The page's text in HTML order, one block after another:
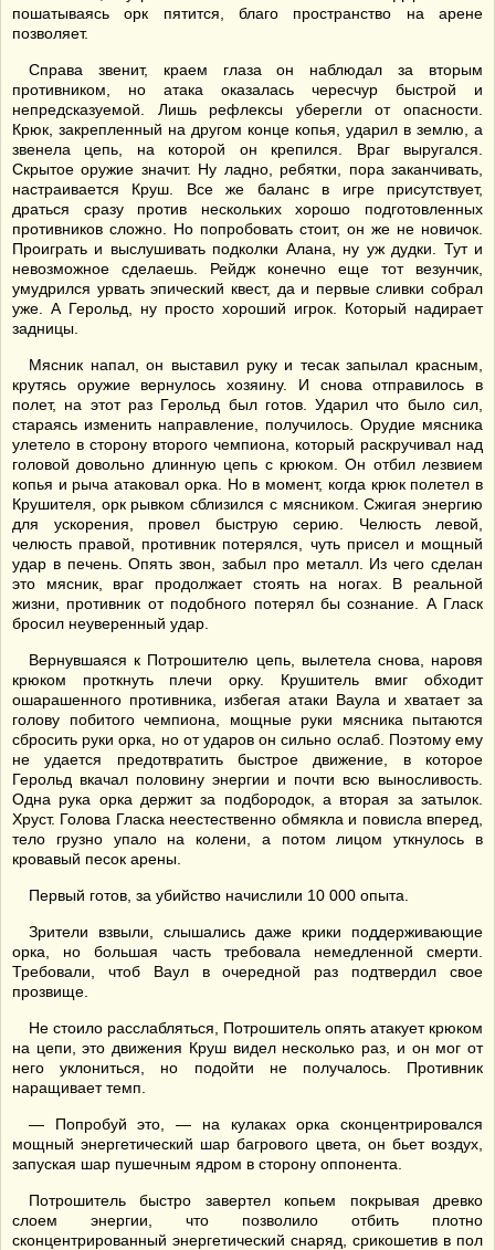
пошатываясь орк пятится, благо пространство на арене
позволяет.
Справа звенит, краем глаза он наблюдал за вторым
противником, но атака оказалась чересчур быстрой и
непредсказуемой. Лишь рефлексы уберегли от опасности.
Крюк, закрепленный на другом конце копья, ударил в землю, а
звенела цепь, на которой он крепился. Враг выругался.
Скрытое оружие значит. Ну ладно, ребятки, пора заканчивать,
настраивается Круш. Все же баланс в игре присутствует,
драться сразу против нескольких хорошо подготовленных
противников сложно. Но попробовать стоит, он же не новичок.
Проиграть и выслушивать подколки Алана, ну уж дудки. Тут и
невозможное сделаешь. Рейдж конечно еще тот везунчик,
умудрился урвать эпический квест, да и первые сливки собрал
уже. А Герольд, ну просто хороший игрок. Который надирает
задницы.
Мясник напал, он выставил руку и тесак запылал красным,
крутясь оружие вернулось хозяину. И снова отправилось в
полет, на этот раз Герольд был готов. Ударил что было сил,
стараясь изменить направление, получилось. Орудие мясника
улетело в сторону второго чемпиона, который раскручивал над
головой довольно длинную цепь с крюком. Он отбил лезвием
копья и рыча атаковал орка. Но в момент, когда крюк полетел в
Крушителя, орк рывком сблизился с мясником. Сжигая энергию
для ускорения, провел быструю серию. Челюсть левой,
челюсть правой, противник потерялся, чуть присел и мощный
удар в печень. Опять звон, забыл про металл. Из чего сделан
это мясник, враг продолжает стоять на ногах. В реальной
жизни, противник от подобного потерял бы сознание. А Гласк
бросил неуверенный удар.
Вернувшаяся к Потрошителю цепь, вылетела снова, наровя
крюком проткнуть плечи орку. Крушитель вмиг обходит
ошарашенного противника, избегая атаки Ваула и хватает за
голову побитого чемпиона, мощные руки мясника пытаются
сбросить руки орка, но от ударов он сильно ослаб. Поэтому ему
не удается предотвратить быстрое движение, в которое
Герольд вкачал половину энергии и почти всю выносливость.
Одна рука орка держит за подбородок, а вторая за затылок.
Хруст. Голова Гласка неестественно обмякла и повисла вперед,
тело грузно упало на колени, а потом лицом уткнулось в
кровавый песок арены.
Первый готов, за убийство начислили 10 000 опыта.
Зрители взвыли, слышались даже крики поддерживающие
орка, но большая часть требовала немедленной смерти.
Требовали, чтоб Ваул в очередной раз подтвердил свое
прозвище.
Не стоило расслабляться, Потрошитель опять атакует крюком
на цепи, это движения Круш видел несколько раз, и он мог от
него уклониться, но подойти не получалось. Противник
наращивает темп.
— Попробуй это, — на кулаках орка сконцентрировался
мощный энергетический шар багрового цвета, он бьет воздух,
запуская шар пушечным ядром в сторону оппонента.
Потрошитель быстро завертел копьем покрывая древко
слоем энергии, что позволило отбить плотно
сконцентрированный энергетический снаряд, срикошетив в пол